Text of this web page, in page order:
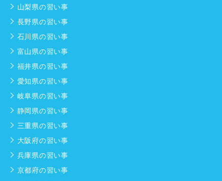
山梨県の習い事
長野県の習い事
石川県の習い事
富山県の習い事
福井県の習い事
愛知県の習い事
岐阜県の習い事
静岡県の習い事
三重県の習い事
大阪府の習い事
兵庫県の習い事
京都府の習い事